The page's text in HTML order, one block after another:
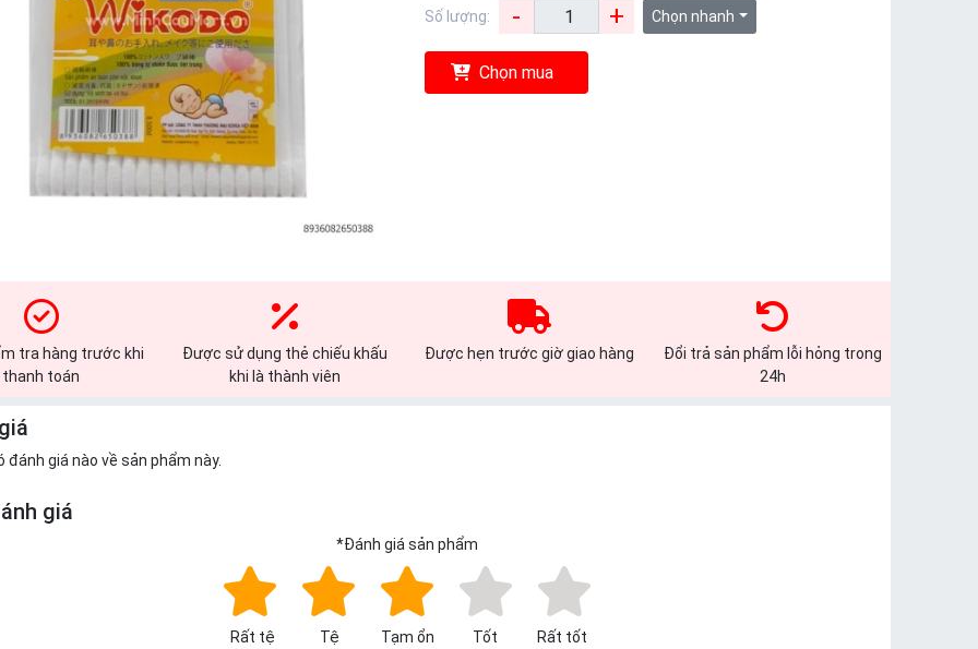
Số lượng: - + Chọn nhanh
Chọn mua
tra hàng trước khi
thanh toán
Được sử dụng thẻ chiếu khấu
khi là thành viên
Được hẹn trước giờ giao hàng
Đổi trả sản phẩm lỗi hỏng trong
24h
đánh giá nào về sản phẩm này.
giá
*Đánh giá sản phẩm
Rất tệ Tệ Tạm ổn Tốt
Rất tốt